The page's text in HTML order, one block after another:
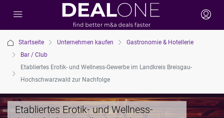
Startseite Unternehmen kaufen
Gastronomie & Hotellerie
Bar / Club
Etabliertes Erotik- und Wellness-Gewerbe im Landkreis Breisgau-
Hochschwarzwald zur Nachfolge
Etabliertes Erotik- und Wellness-